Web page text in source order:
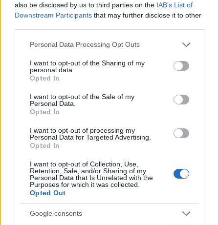
also be disclosed by us to third parties on the IAB’s List of
Downstream Participants that may further disclose it to other
Please note that this website/app uses one or more Google
not limited to your visit or usage behaviour. You may click to
grant or deny consent to Google and its third-party tags to
use your data for below specified purposes in below Google
consent section.
Personal Data Processing Opt Outs
I want to opt-out of the Sharing of my
personal data.
Opted In
I want to opt-out of the Sale of my
Personal Data.
Opted In
I want to opt-out of processing my
Personal Data for Targeted Advertising.
Opted In
I want to opt-out of Collection, Use,
Retention, Sale, and/or Sharing of my
Personal Data that Is Unrelated with the
Purposes for which it was collected.
Opted Out
Google consents
De hogy ez mennyire jó. Mennyire egy anyagúak
ezek a színészetek, Sinkovits is, aki ezt az ősz
bölcsességet hozza, akár Törp- akár Barbapapa,
akár Magyarország nagyura, Márkus is, aki a
széttett karú széllelbéleltséget jelenti, ezt a hogyan is
tudnátok ellenállni nekem attitűdöt. Nyilván ők azt
mondták volna, színész vagyok, minden feladat
érdekel, és egyformán fontos. Ma meg látjuk, hogy
nem színészek voltak, de társbérlők, lakótársak,
rokonok. Barátok. Szerencsés esetben.